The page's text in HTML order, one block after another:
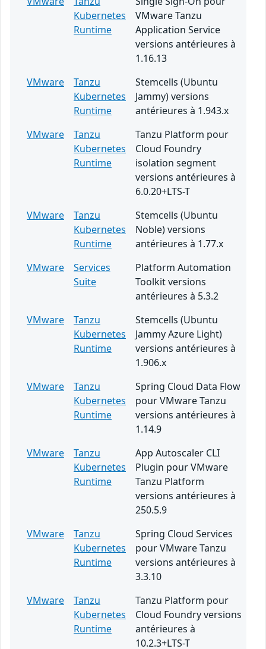
Kubernetes
Runtime
VMware Tanzu
Application Service
versions antérieures à
1.16.13
VMware
Tanzu
Kubernetes
Runtime
Stemcells (Ubuntu
Jammy) versions
antérieures à 1.943.x
VMware
Tanzu
Kubernetes
Runtime
Tanzu Platform pour
Cloud Foundry
isolation segment
versions antérieures à
6.0.20+LTS-T
VMware
Tanzu
Kubernetes
Runtime
Stemcells (Ubuntu
Noble) versions
antérieures à 1.77.x
VMware
Services
Suite
Platform Automation
Toolkit versions
antérieures à 5.3.2
VMware
Tanzu
Kubernetes
Runtime
Stemcells (Ubuntu
Jammy Azure Light)
versions antérieures à
1.906.x
VMware
Tanzu
Kubernetes
Runtime
Spring Cloud Data Flow
pour VMware Tanzu
versions antérieures à
1.14.9
VMware
Tanzu
Kubernetes
Runtime
App Autoscaler CLI
Plugin pour VMware
Tanzu Platform
versions antérieures à
250.5.9
VMware
Tanzu
Kubernetes
Runtime
Spring Cloud Services
pour VMware Tanzu
versions antérieures à
3.3.10
VMware
Tanzu
Kubernetes
Runtime
Tanzu Platform pour
Cloud Foundry versions
antérieures à
10.2.3+LTS-T